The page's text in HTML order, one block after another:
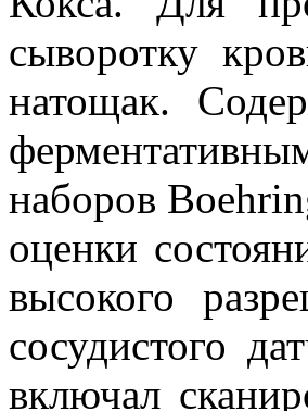
сыворотку
натощак.
наборов
оценки
высокого
сосудистого
включал